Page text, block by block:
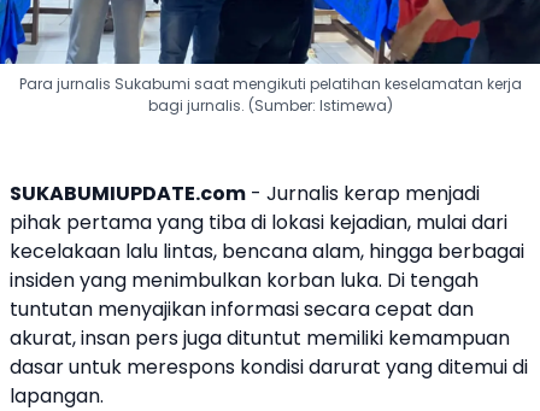
Para jurnalis Sukabumi saat mengikuti pelatihan keselamatan kerja
bagi jurnalis. (Sumber: Istimewa)
SUKABUMIUPDATE.com - Jurnalis kerap menjadi
pihak pertama yang tiba di lokasi kejadian, mulai dari
kecelakaan lalu lintas, bencana alam, hingga berbagai
insiden yang menimbulkan korban luka. Di tengah
tuntutan menyajikan informasi secara cepat dan
akurat, insan pers juga dituntut memiliki kemampuan
dasar untuk merespons kondisi darurat yang ditemui di
lapangan.